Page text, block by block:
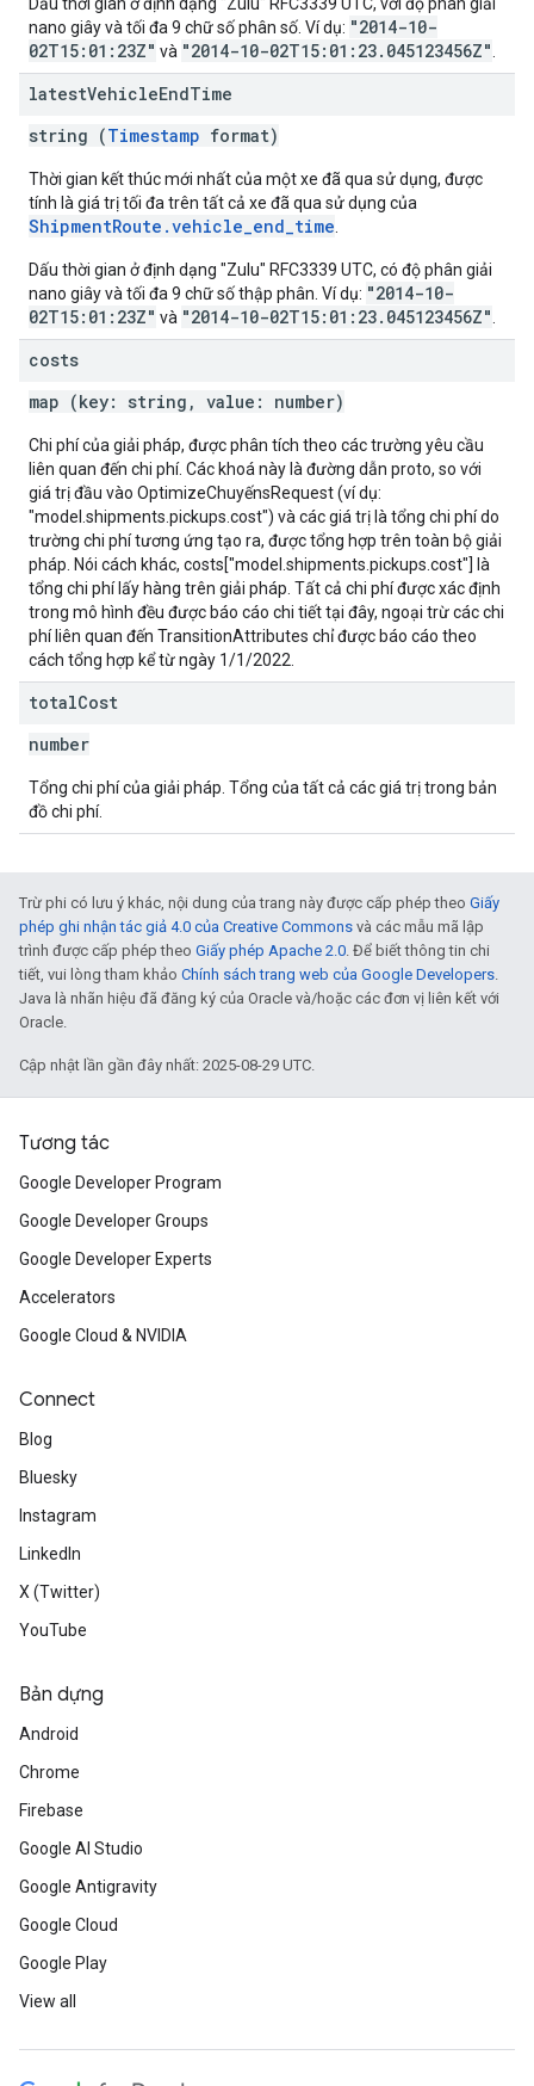
nano giây và tối đa 9 chữ số phân số. Ví dụ: "2014-10-
02T15:01:23Z" và "2014-10-02T15:01:23.045123456Z"
latestVehicleEndTime
string (Timestamp format)
Thời gian kết thúc mới nhất của một xe đã qua sử dụng, được
tính là giá trị tối đa trên tất cả xe đã qua sử dụng của
ShipmentRoute.vehicle_end_time
Dấu thời gian ở định dạng "Zulu" RFC3339 UTC, có độ phân giải
nano giây và tối đa 9 chữ số thập phân. Ví dụ: "2014-10-
02T15:01:23Z" và "2014-10-02T15:01:23.045123456Z"
costs
map (key: string, value: number)
Chi phí của giải pháp, được phân tích theo các trường yêu cầu
liên quan đến chi phí. Các khoá này là đường dẫn proto, so với
giá trị đầu vào OptimizeChuyếnsRequest (ví dụ:
"model.shipments.pickups.cost") và các giá trị là tổng chi phí do
trường chi phí tương ứng tạo ra, được tổng hợp trên toàn bộ giải
pháp. Nói cách khác, costs["model.shipments.pickups.cost"] là
tổng chi phí lấy hàng trên giải pháp. Tất cả chi phí được xác định
trong mô hình đều được báo cáo chi tiết tại đây, ngoại trừ các chi
phí liên quan đến TransitionAttributes chỉ được báo cáo theo
cách tổng hợp kể từ ngày 1/1/2022.
totalCost
number
Tổng chi phí của giải pháp. Tổng của tất cả các giá trị trong bản
đồ chi phí.
Trừ phi có lưu ý khác, nội dung của trang này được cấp phép theo Giấy
phép ghi nhận tác giả 4.0 của Creative Commons và các mẫu mã lập
trình được cấp phép theo Giấy phép Apache 2.0. Để biết thông tin chi
tiết, vui lòng tham khảo Chính sách trang web của Google Developers.
Java là nhãn hiệu đã đăng ký của Oracle và/hoặc các đơn vị liên kết với
Oracle.
Cập nhật lần gần đây nhất: 2025-08-29 UTC.
Tương tác
Google Developer Program
Google Developer Groups
Google Developer Experts
Accelerators
Google Cloud & NVIDIA
Connect
Blog
Bluesky
Instagram
LinkedIn
X (Twitter)
YouTube
Bản dựng
Android
Chrome
Firebase
Google AI Studio
Google Antigravity
Google Cloud
Google Play
View all